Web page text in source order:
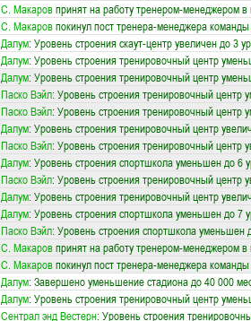
С. Макаровпринят на работу тренером-менеджером
С. Макаровпокинул пост тренера-менеджера команды
Далум: Уровень строения скаут-центр увеличен до 3
Далум: Уровень строения тренировочный центр
Далум: Уровень строения тренировочный центр
Паско Вэйл: Уровень строения тренировочный центр
Паско Вэйл: Уровень строения тренировочный центр
Далум: Уровень строения тренировочный центр
Паско Вэйл: Уровень строения тренировочный центр
Далум: Уровень строения спортшкола уменьшен до 6
Паско Вэйл: Уровень строения тренировочный центр
Далум: Уровень строения тренировочный центр
Далум: Уровень строения спортшкола уменьшен до 7
Паско Вэйл: Уровень строения спортшкола уменьшен
С. Макаровпринят на работу тренером-менеджером
С. Макаровпокинул пост тренера-менеджера команды
Далум: Завершено уменьшение стадиона до 40 000
Далум: Уровень строения тренировочный центр
Сентрал энд Вестерн: Уровень строения